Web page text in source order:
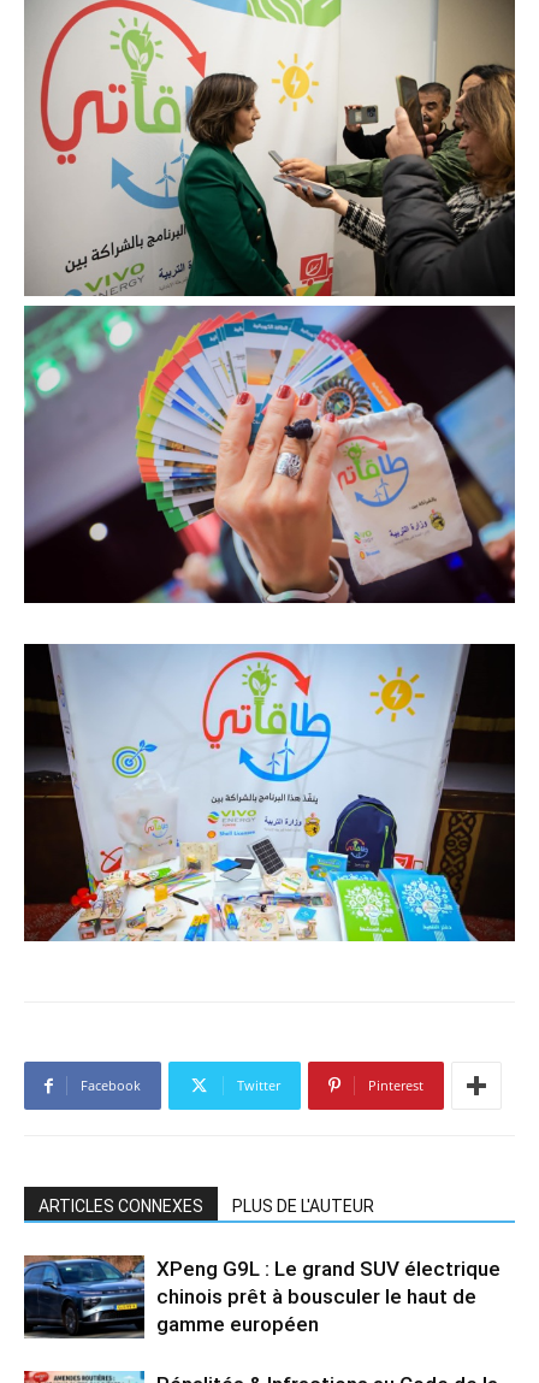
Facebook Twitter Pinterest
ARTICLES CONNEXES PLUS DE L'AUTEUR
XPeng G9L : Le grand SUV électrique
chinois prêt à bousculer le haut de
gamme européen